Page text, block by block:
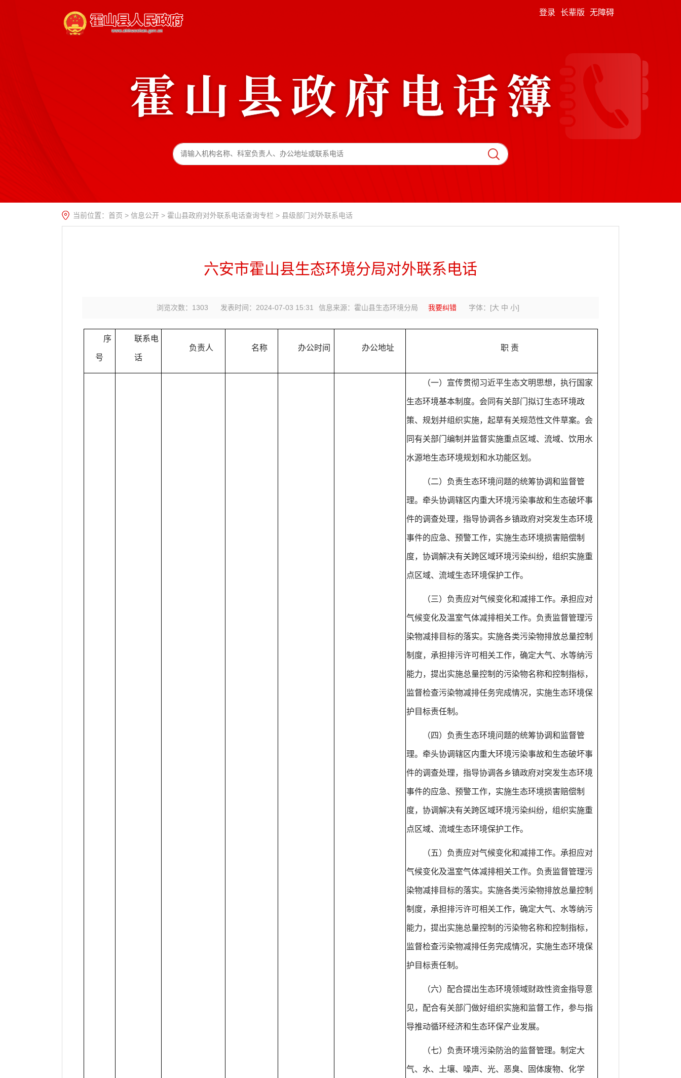
登录 长辈版 无障碍
当前位置： 首页 > 信息公开 > 霍山县政府对外联系电话查询专栏 > 县级部门对外联系电话
六安市霍山县生态环境分局对外联系电话
浏览次数： 1303 发表时间：2024-07-03 15:31 信息来源：霍山县生态环境分局 我要纠错 字体： [大 中 小]
序
号
联系电
话
负责人 名称 办公时间 办公地址 职 责
（一）宣传贯彻习近平生态文明思想，执行国家
生态环境基本制度。会同有关部门拟订生态环境政
策、规划并组织实施，起草有关规范性文件草案。会
同有关部门编制并监督实施重点区域、流域、饮用水
水源地生态环境规划和水功能区划。
（二）负责生态环境问题的统筹协调和监督管
理。牵头协调辖区内重大环境污染事故和生态破坏事
件的调查处理，指导协调各乡镇政府对突发生态环境
事件的应急、预警工作，实施生态环境损害赔偿制
度，协调解决有关跨区域环境污染纠纷，组织实施重
点区域、流域生态环境保护工作。
（三）负责应对气候变化和减排工作。承担应对
气候变化及温室气体减排相关工作。负责监督管理污
染物减排目标的落实。实施各类污染物排放总量控制
制度，承担排污许可相关工作，确定大气、水等纳污
能力，提出实施总量控制的污染物名称和控制指标，
监督检查污染物减排任务完成情况，实施生态环境保
护目标责任制。
（四）负责生态环境问题的统筹协调和监督管
理。牵头协调辖区内重大环境污染事故和生态破坏事
件的调查处理，指导协调各乡镇政府对突发生态环境
事件的应急、预警工作，实施生态环境损害赔偿制
度，协调解决有关跨区域环境污染纠纷，组织实施重
点区域、流域生态环境保护工作。
（五）负责应对气候变化和减排工作。承担应对
气候变化及温室气体减排相关工作。负责监督管理污
染物减排目标的落实。实施各类污染物排放总量控制
制度，承担排污许可相关工作，确定大气、水等纳污
能力，提出实施总量控制的污染物名称和控制指标，
监督检查污染物减排任务完成情况，实施生态环境保
护目标责任制。
（六）配合提出生态环境领域财政性资金指导意
见，配合有关部门做好组织实施和监督工作，参与指
导推动循环经济和生态环保产业发展。
（七）负责环境污染防治的监督管理。制定大
气、水、土壤、噪声、光、恶臭、固体废物、化学